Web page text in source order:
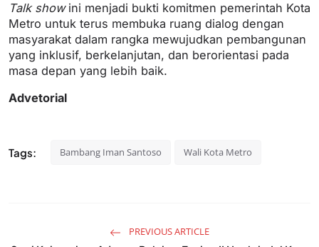
Talk showini menjadi bukti komitmen pemerintah Kota
Metro untuk terus membuka ruang dialog dengan
masyarakat dalam rangka mewujudkan pembangunan
yang inklusif, berkelanjutan, dan berorientasi pada
masa depan yang lebih baik.
Advetorial
Tags: Bambang Iman Santoso Wali Kota Metro
PREVIOUS ARTICLE